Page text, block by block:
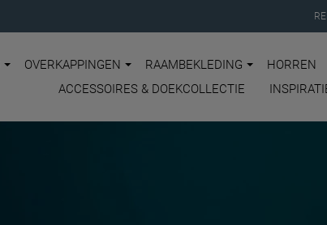
OVERKAPPINGEN RAAMBEKLEDING HORREN
ACCESSOIRES & DOEKCOLLECTIE